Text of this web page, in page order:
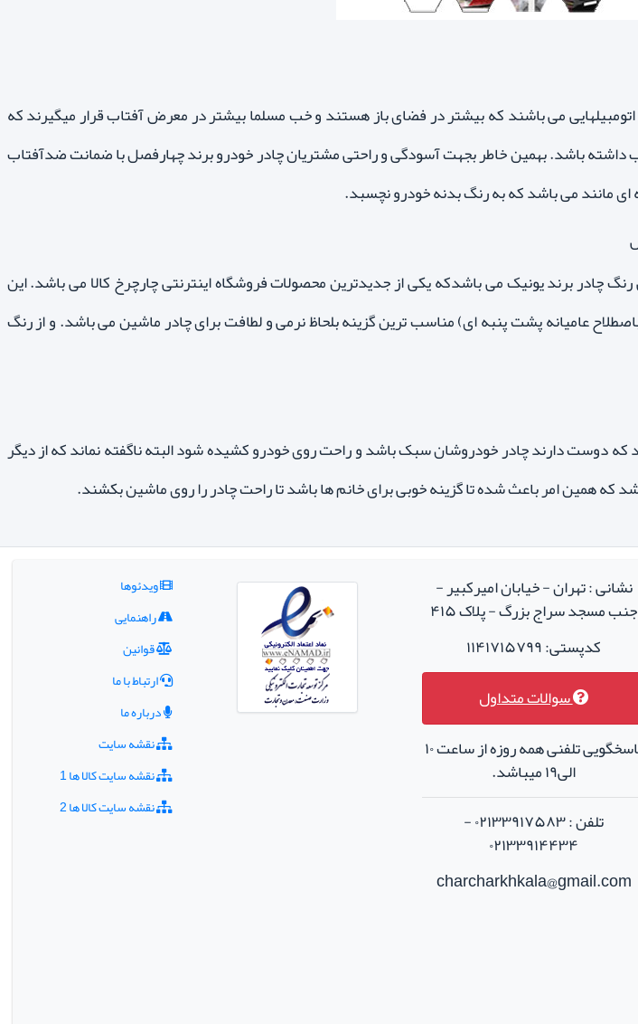
می باشند که بیشتر در فضای باز هستند و خب مسلما بیشتر در معرض آفتاب قرار میگیرند که
داشته باشد. بهمین خاطر بجهت آسودگی و راحتی مشتریان چادر خودرو برند چهارفصل با ضمانت ضدآفتاب
چادر برند یونیک می باشدکه یکی از جدیدترین محصولات فروشگاه اینترنتی چارچرخ کالا می باشد. این
عامیانه پشت پنبه ای) مناسب ترین گزینه بلحاظ نرمی و لطافت برای چادر ماشین می باشد. و از رنگ
دوست دارند چادر خودروشان سبک باشد و راحت روی خودرو کشیده شود البته ناگفته نماند که از دیگر
که همین امر باعث شده تا گزینه خوبی برای خانم ها باشد تا راحت چادر را روی ماشین بکشند.
نشانی : تهران - خیابان امیرکبیر -
جنب مسجد سراج بزرگ - پلاک ۴۱۵
کدپستی: ۱۱۴۱۷۱۵۷۹۹
سوالات متداول
پاسخگویی تلفنی همه روزه از ساعت ۱۰
الی۱۹ میباشد.
تلفن : ۰۲۱۳۳۹۱۷۵۸۳ -
۰۲۱۳۳۹۱۴۴۳۴
charcharkhkala@gmail.com
ویدئوها
راهنمایی
قوانین
ارتباط با ما
درباره ما
نقشه سایت
نقشه سایت کالا ها 1
نقشه سایت کالا ها 2